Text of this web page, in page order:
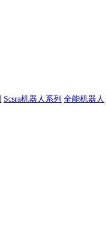
Scsra机器人系列 全能机器人